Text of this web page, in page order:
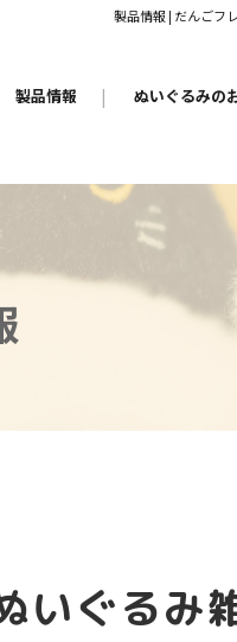
製品情報 | だんごフ
製品情報 | ぬいぐるみの
いぐるみ